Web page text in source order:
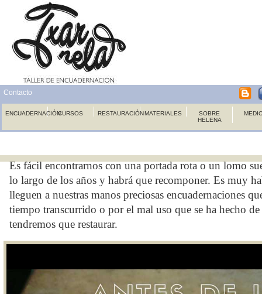
Contacto
ENCUADERNACIÓNCURSOS RESTAURACIÓNMATERIALES
SOBRE
HELENA
Es fácil encontrarnos con una portada rota o un lomo
lo largo de los años y habrá que recomponer. Es muy
lleguen a nuestras manos preciosas encuadernaciones
tiempo transcurrido o por el mal uso que se ha hecho de
tendremos que restaurar.